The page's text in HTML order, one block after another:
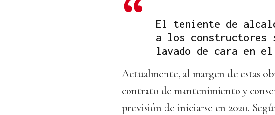
El teniente de
a los constructores
lavado de cara en
Actualmente, al margen de estas
contrato de mantenimiento y
previsión de iniciarse en 2020.